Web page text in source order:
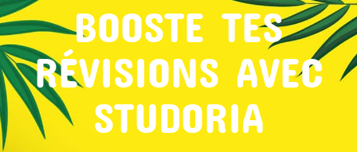
BOOSTE TES
RÉVISIONS AVEC
STUDORIA